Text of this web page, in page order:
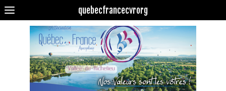
quebecfrancecvrorg